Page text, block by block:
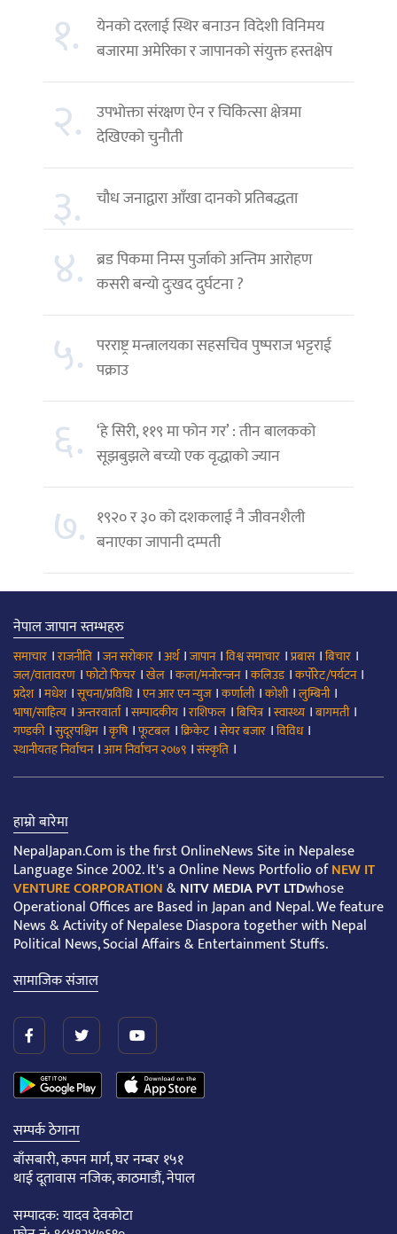
१.
येनको दरलाई स्थिर बनाउन विदेशी विनिमय
बजारमा अमेरिका र जापानको संयुक्त हस्तक्षेप
२. उपभोक्ता संरक्षण ऐन र चिकित्सा क्षेत्रमा
देखिएको चुनौती
३. चौध जनाद्वारा आँखा दानको प्रतिबद्धता
४. ब्रड पिकमा निम्स पुर्जाको अन्तिम आरोहण
कसरी बन्यो दुःखद दुर्घटना ?
५. परराष्ट्र मन्त्रालयका सहसचिव पुष्पराज भट्टराई
पक्राउ
६. ‘हे सिरी, ११९ मा फोन गर’ : तीन बालकको
सूझबुझले बच्यो एक वृद्धाको ज्यान
७. १९२० र ३० को दशकलाई नै जीवनशैली
बनाएका जापानी दम्पती
नेपाल जापान स्तम्भहरु
समाचार ।राजनीति ।जन सरोकार ।अर्थ।जापान।विश्व समाचार ।प्रबास।बिचार ।
जल/वातावरण ।फोटो फिचर ।खेल ।कला/मनोरन्जन।कलिउड।कर्पोरेट/पर्यटन।
प्रदेश।मधेश।सूचना/प्रविधि।एन आर एन न्युज।कर्णाली।कोशी।लुम्बिनी।
भाषा/साहित्य ।अन्तरवार्ता।सम्पादकीय ।राशिफल ।बिचित्र।स्वास्थ्य ।बागमती।
गण्डकी।सुदूरपश्चिम ।कृषि।फूटबल ।क्रिकेट।सेयर बजार ।विविध।
स्थानीयतह निर्वाचन।आम निर्वाचन २०७९ ।संस्कृति ।
हाम्रो बारेमा
NepalJapan.Com is the first OnlineNews Site in Nepalese
Language Since 2002. It's a Online News Portfolio ofNEW IT
VENTURE CORPORATION&NITV MEDIA PVT LTDwhose
Operational Offices are Based in Japan and Nepal. We feature
News & Activity of Nepalese Diaspora together with Nepal
Political News, Social Affairs & Entertainment Stuffs.
सामाजिक संजाल
सम्पर्क ठेगाना
बाँसबारी, कपन मार्ग, घर नम्बर १५१
थाई दूतावास नजिक, काठमाडौं, नेपाल
सम्पादक: यादव देवकोटा